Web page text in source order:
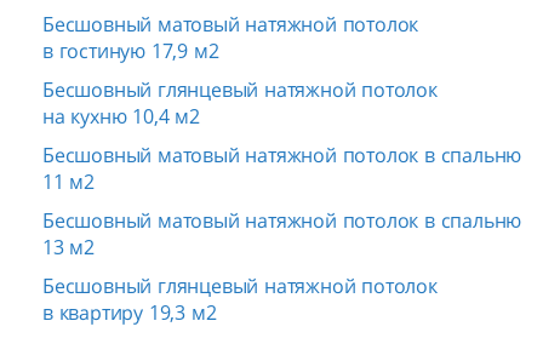
Бесшовный матовый натяжной потолок
в гостиную 17,9 м2
Бесшовный глянцевый натяжной потолок
на кухню 10,4 м2
Бесшовный матовый натяжной потолок в спальню
11 м2
Бесшовный матовый натяжной потолок в спальню
13 м2
Бесшовный глянцевый натяжной потолок
в квартиру 19,3 м2